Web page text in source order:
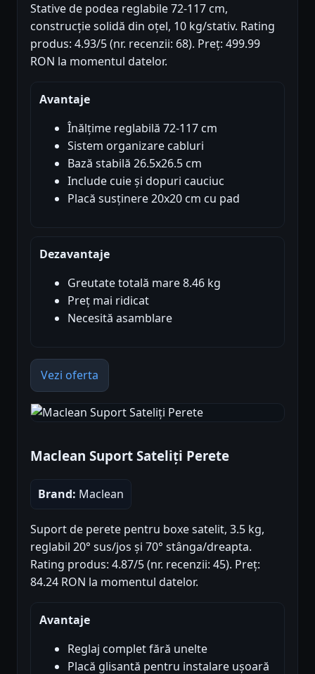
Stative de podea reglabile 72-117 cm,
construcție solidă din oțel, 10 kg/stativ. Rating
produs: 4.93/5 (nr. recenzii: 68). Preț: 499.99
RON la momentul datelor.
Avantaje
Înălțime reglabilă 72-117 cm
Sistem organizare cabluri
Bază stabilă 26.5x26.5 cm
Include cuie și dopuri cauciuc
Placă susținere 20x20 cm cu pad
Dezavantaje
Greutate totală mare 8.46 kg
Preț mai ridicat
Necesită asamblare
Vezi oferta
Maclean Suport Sateliți Perete
Brand: Maclean
Suport de perete pentru boxe satelit, 3.5 kg,
reglabil 20° sus/jos și 70° stânga/dreapta.
Rating produs: 4.87/5 (nr. recenzii: 45). Preț:
84.24 RON la momentul datelor.
Avantaje
Reglaj complet fără unelte
Placă glisantă pentru instalare ușoară